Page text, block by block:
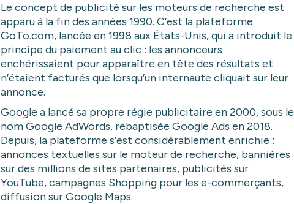
Le concept de publicité sur les moteurs de recherche est
apparu à la fin des années 1990. C’est la plateforme
GoTo.com, lancée en 1998 aux États-Unis, qui a introduit le
principe du paiement au clic : les annonceurs
enchérissaient pour apparaître en tête des résultats et
n’étaient facturés que lorsqu’un internaute cliquait sur leur
annonce.
Google a lancé sa propre régie publicitaire en 2000, sous le
nom Google AdWords, rebaptisée Google Ads en 2018.
Depuis, la plateforme s’est considérablement enrichie :
annonces textuelles sur le moteur de recherche, bannières
sur des millions de sites partenaires, publicités sur
YouTube, campagnes Shopping pour les e-commerçants,
diffusion sur Google Maps.